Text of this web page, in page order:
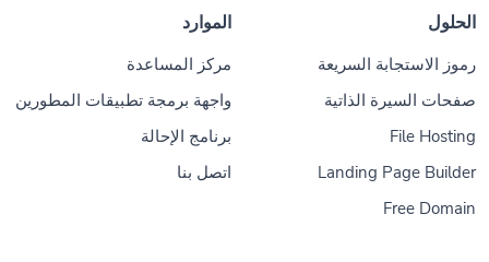
الحلول
رموز الاستجابة السريعة
صفحات السيرة الذاتية
File Hosting
Landing Page Builder
Free Domain
الموارد
مركز المساعدة
واجهة برمجة تطبيقات المطورين
برنامج الإحالة
اتصل بنا